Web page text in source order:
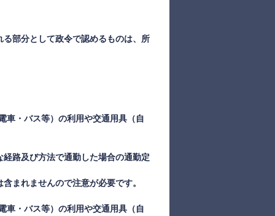
部分として政令で認めるものは、所
車・バス等）の利用や交通用具（自
路及び方法で通勤した場合の通勤定
まれませんので注意が必要です。
車・バス等）の利用や交通用具（自